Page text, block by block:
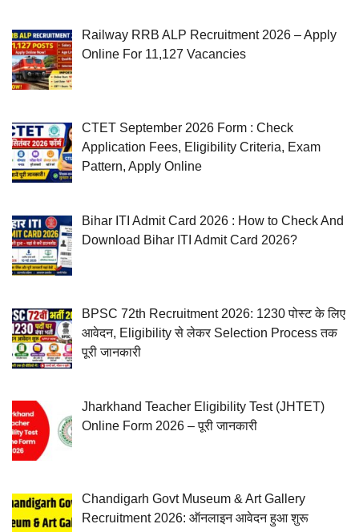
Railway RRB ALP Recruitment 2026 – Apply
Online For 11,127 Vacancies
CTET September 2026 Form : Check
Application Fees, Eligibility Criteria, Exam
Pattern, Apply Online
Bihar ITI Admit Card 2026 : How to Check And
Download Bihar ITI Admit Card 2026?
BPSC 72th Recruitment 2026: 1230 पोस्ट के लिए
आवेदन, Eligibility से लेकर Selection Process तक
पूरी जानकारी
Jharkhand Teacher Eligibility Test (JHTET)
Online Form 2026 – पूरी जानकारी
Chandigarh Govt Museum & Art Gallery
Recruitment 2026: ऑनलाइन आवेदन हुआ शुरू